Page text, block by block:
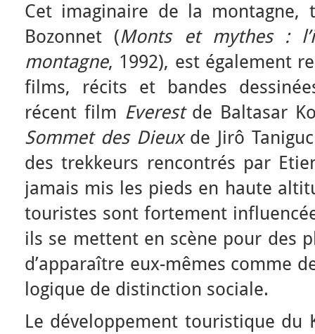
Cet imaginaire de la montagne,
Bozonnet (Monts et mythes :
montagne, 1992), est également
films, récits et bandes
récent film Everestde Baltasar
Sommet des Dieuxde Jirô
des trekkeurs rencontrés par
jamais mis les pieds en haute
touristes sont fortement
ils se mettent en scène pour des
d’apparaître eux-mêmes comme
logique de distinction sociale.
Le développement touristique du